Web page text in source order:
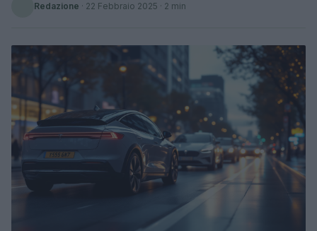
Redazione · 22 Febbraio 2025 · 2 min